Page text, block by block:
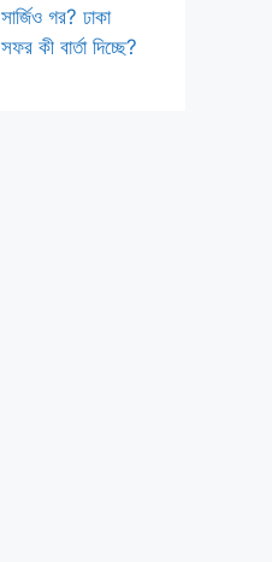
সার্জিও গর? ঢাকা
সফর কী বার্তা দিচ্ছে?